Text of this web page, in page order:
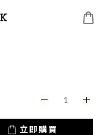
立即購買